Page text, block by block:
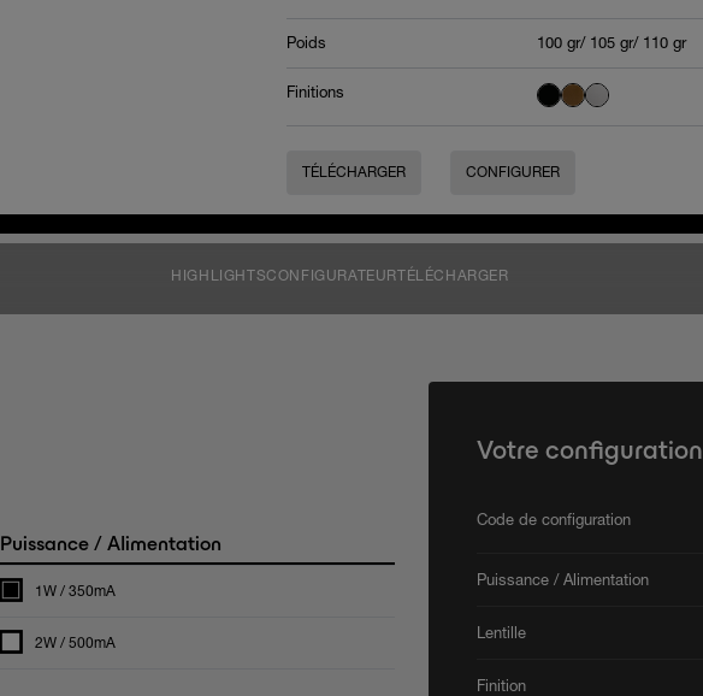
Poids 100 gr/ 105 gr/ 110 gr
Finitions
TÉLÉCHARGER CONFIGURER
HIGHLIGHTSCONFIGURATEURTÉLÉCHARGER
Puissance / Alimentation
1W / 350mA
2W / 500mA
Votre configuration
Code de configuration
Puissance / Alimentation
Lentille
Finition